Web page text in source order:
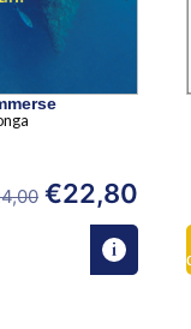
€22,80